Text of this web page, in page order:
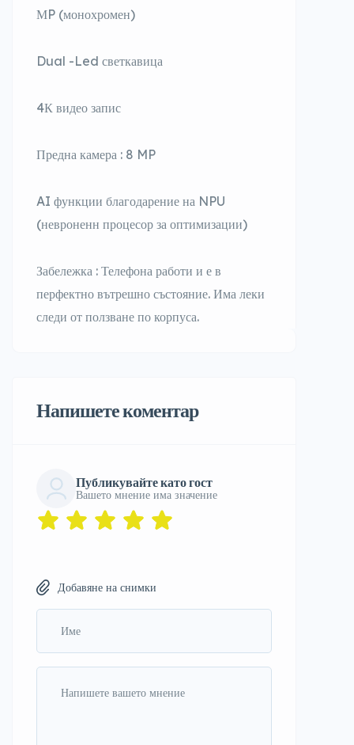
МP (монохромен)
Dual -Led светкавица
4К видео запис
Предна камера : 8 MP
AI функции благодарение на NPU
(невроненн процесор за оптимизации)
Забележка : Телефона работи и е в
перфектно вътрешно състояние. Има леки
следи от ползване по корпуса.
Напишете коментар
Публикувайте като гост
Вашето мнение има значение
Добавяне на снимки